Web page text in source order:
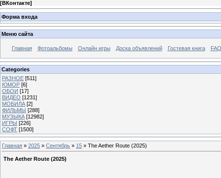
[ВКонтакте]
Форма входа
Меню сайта
Главная Фотоальбомы Онлайн игры Доска объявлений Гостевая книга
Categories
РАЗНОЕ [511]
ЮМОР [6]
ОБОИ [17]
ВИДЕО [1231]
МОБИЛА [2]
ФИЛЬМЫ [288]
МУЗЫКА [12982]
ИГРЫ [226]
СОФТ [1500]
Главная » 2025 » Сентябрь » 15 » The Aether Route (2025)
The Aether Route (2025)